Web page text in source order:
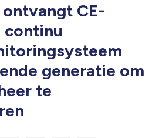
CE-
continu
generatie om
te